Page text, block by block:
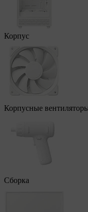
Корпус
Корпусные
Сборка